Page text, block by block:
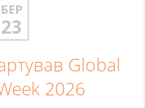
БЕР
23
Global
2026